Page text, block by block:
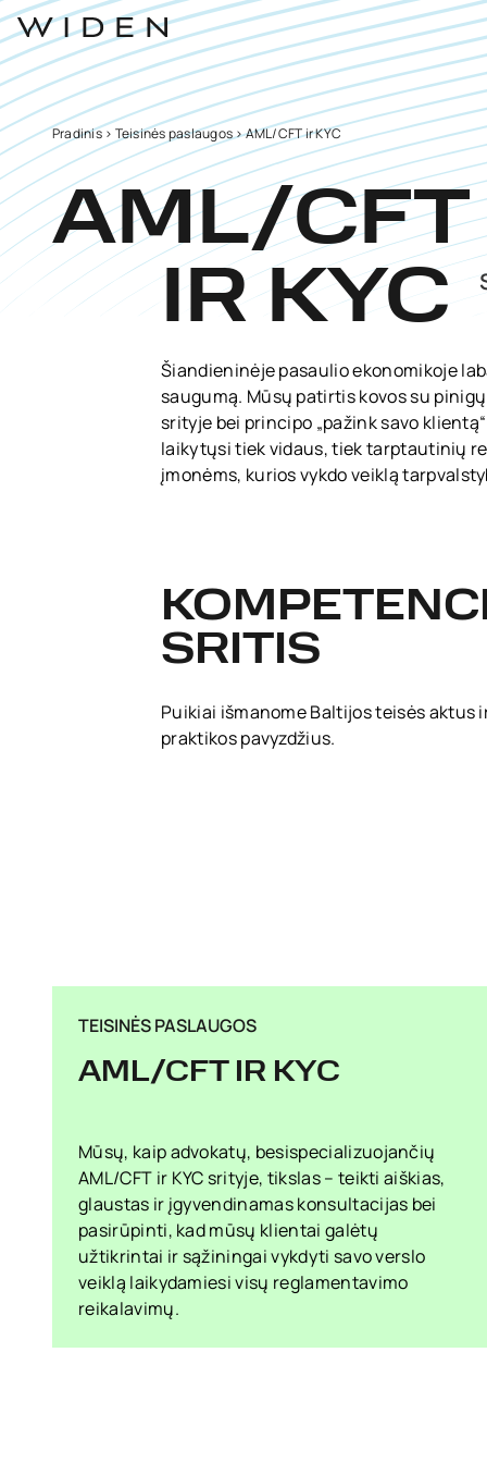
Pradinis > Teisinės paslaugos>AML/CFT ir KYC
AML/CFT
IR KYC
Šiandieninėje pasaulio ekonomikoje
saugumą. Mūsų patirtis kovos su
srityje bei principo „pažink savo
laikytųsi tiek vidaus, tiek tarptautinių
įmonėms, kurios vykdo veiklą
SRITIS
Puikiai išmanome Baltijos teisės
praktikos pavyzdžius.
TEISINĖS PASLAUGOS
AML/CFT IR KYC
Mūsų, kaip advokatų, besispecializuojančių
AML/CFT ir KYC srityje, tikslas – teikti aiškias,
glaustas ir įgyvendinamas konsultacijas bei
pasirūpinti, kad mūsų klientai galėtų
užtikrintai ir sąžiningai vykdyti savo verslo
veiklą laikydamiesi visų reglamentavimo
reikalavimų.